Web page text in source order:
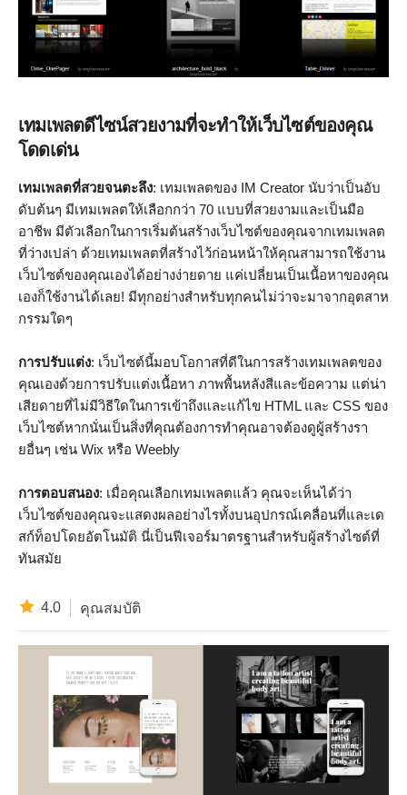
เทมเพลตดีไซน์สวยงามที่จะทำให้เว็บไซต์ของคุณ
โดดเด่น
เทมเพลตที่สวยจนตะลึง: เทมเพลตของ IM Creator นับว่าเป็นอับ
ดับต้นๆ มีเทมเพลตให้เลือกกว่า 70 แบบที่สวยงามและเป็นมือ
อาชีพ มีตัวเลือกในการเริ่มต้นสร้างเว็บไซต์ของคุณจากเทมเพลต
ที่ว่างเปล่า ด้วยเทมเพลตที่สร้างไว้ก่อนหน้าให้คุณสามารถใช้งาน
เว็บไซต์ของคุณเองได้อย่างง่ายดาย แค่เปลี่ยนเป็นเนื้อหาของคุณ
เองก็ใช้งานได้เลย! มีทุกอย่างสำหรับทุกคนไม่ว่าจะมาจากอุตสาห
กรรมใดๆ
การปรับแต่ง: เว็บไซต์นี้มอบโอกาสที่ดีในการสร้างเทมเพลตของ
คุณเองด้วยการปรับแต่งเนื้อหา ภาพพื้นหลังสีและข้อความ แต่น่า
เสียดายที่ไม่มีวิธีใดในการเข้าถึงและแก้ไข HTML และ CSS ของ
เว็บไซต์หากนั่นเป็นสิ่งที่คุณต้องการทำคุณอาจต้องดูผู้สร้างรา
ยอื่นๆ เช่น Wix หรือ Weebly
การตอบสนอง: เมื่อคุณเลือกเทมเพลตแล้ว คุณจะเห็นได้ว่า
เว็บไซต์ของคุณจะแสดงผลอย่างไรทั้งบนอุปกรณ์เคลื่อนที่และเด
สก์ท็อปโดยอัตโนมัติ นี่เป็นฟีเจอร์มาตรฐานสำหรับผู้สร้างไซต์ที่
ทันสมัย
4.0 คุณสมบัติ